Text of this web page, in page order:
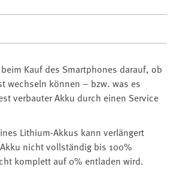
Kauf des Smartphones darauf, ob
wechseln können – bzw. was es
verbauter Akku durch einen Service
Lithium-Akkus kann verlängert
nicht vollständig bis 100%
komplett auf 0% entladen wird.